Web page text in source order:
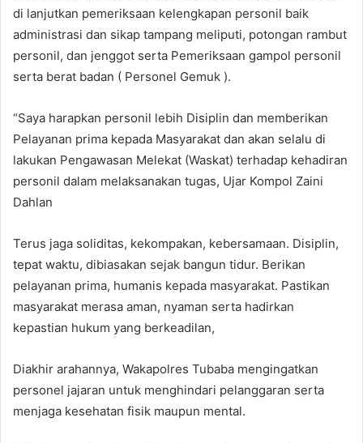
di lanjutkan pemeriksaan kelengkapan personil baik
administrasi dan sikap tampang meliputi, potongan rambut
personil, dan jenggot serta Pemeriksaan gampol personil
serta berat badan ( Personel Gemuk ).
“Saya harapkan personil lebih Disiplin dan memberikan
Pelayanan prima kepada Masyarakat dan akan selalu di
lakukan Pengawasan Melekat (Waskat) terhadap kehadiran
personil dalam melaksanakan tugas, Ujar Kompol Zaini
Dahlan
Terus jaga soliditas, kekompakan, kebersamaan. Disiplin,
tepat waktu, dibiasakan sejak bangun tidur. Berikan
pelayanan prima, humanis kepada masyarakat. Pastikan
masyarakat merasa aman, nyaman serta hadirkan
kepastian hukum yang berkeadilan,
Diakhir arahannya, Wakapolres Tubaba mengingatkan
personel jajaran untuk menghindari pelanggaran serta
menjaga kesehatan fisik maupun mental.